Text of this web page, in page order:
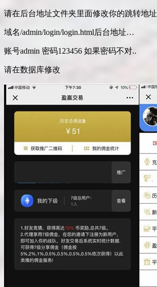
请在后台地址文件夹里面修改你的跳转地址
域名/admin/login/login.html后台地址…
账号admin 密码123456 如果密码不对..
请在数据库修改